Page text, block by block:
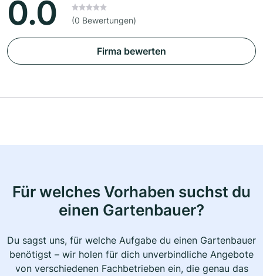
0.0 (0 Bewertungen)
Firma bewerten
Für welches Vorhaben suchst du
einen Gartenbauer?
Du sagst uns, für welche Aufgabe du einen Gartenbauer
benötigst – wir holen für dich unverbindliche Angebote
von verschiedenen Fachbetrieben ein, die genau das